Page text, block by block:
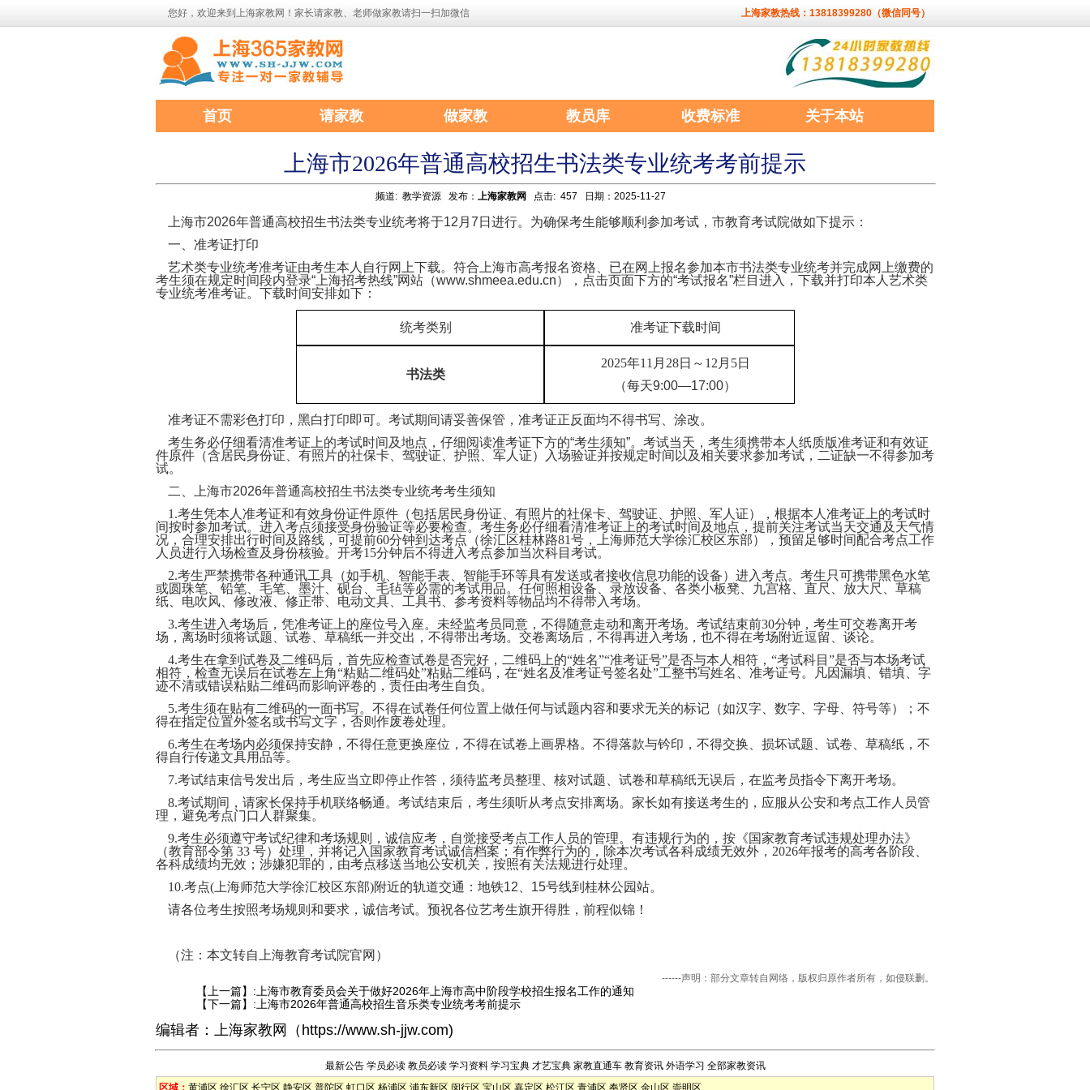
您好，欢迎来到上海家教网！家长请家教、老师做家教请扫一扫加微信 上海家教热线：13818399280（微信同号）
首页 请家教 做家教 教员库 收费标准 关于本站
上海市2026年普通高校招生书法类专业统考考前提示
频道: 教学资源 发布： 上海家教网 点击: 457 日期：2025-11-27
上海市2026年普通高校招生书法类专业统考将于12月7日进行。为确保考生能够顺利参加考试，市教育考试院做如下提示：
一、 准考证打印
艺术类专业统考准考证由考生本人自行网上下载。符合上海市高考报名资格、已在网上报名参加本市书法类专业统考并完成网上缴费的
考生须在规定时间段内登录“上海招考热线”网站（www.shmeea.edu.cn），点击页面下方的“考试报名”栏目进入，下载并打印本人艺术类
专业统考准考证。下载时间安排如下：
统考类别 准考证下载时间
书法类
2025年11月28日～12月5日
（每天9:00—17:00）
准考证不需彩色打印，黑白打印即可。考试期间请妥善保管，准考证正反面均不得书写、涂改。
考生务必仔细看清准考证上的考试时间及地点，仔细阅读准考证下方的“考生须知”。考试当天，考生须携带本人纸质版准考证和有效证
件原件（含居民身份证、有照片的社保卡、驾驶证、护照、军人证）入场验证并按规定时间以及相关要求参加考试，二证缺一不得参加考
试。
二、上海市2026年普通高校招生书法类专业统考考生须知
1.考生凭本人准考证和有效身份证件原件（包括居民身份证、有照片的社保卡、驾驶证、护照、军人证），根据本人准考证上的考试时
间按时参加考试。进入考点须接受身份验证等必要检查。考生务必仔细看清准考证上的考试时间及地点，提前关注考试当天交通及天气情
况，合理安排出行时间及路线，可提前60分钟到达考点（徐汇区桂林路81号，上海师范大学徐汇校区东部），预留足够时间配合考点工作
人员进行入场检查及身份核验。开考15分钟后不得进入考点参加当次科目考试。
2.考生严禁携带各种通讯工具（如手机、智能手表、智能手环等具有发送或者接收信息功能的设备）进入考点。考生只可携带黑色水笔
或圆珠笔、铅笔、毛笔、墨汁、砚台、毛毡等必需的考试用品。任何照相设备、录放设备、各类小板凳、九宫格、直尺、放大尺、草稿
纸、电吹风、修改液、修正带、电动文具、工具书、参考资料等物品均不得带入考场。
3.考生进入考场后，凭准考证上的座位号入座。未经监考员同意，不得随意走动和离开考场。考试结束前30分钟，考生可交卷离开考
场，离场时须将试题、试卷、草稿纸一并交出，不得带出考场。交卷离场后，不得再进入考场，也不得在考场附近逗留、谈论。
4.考生在拿到试卷及二维码后，首先应检查试卷是否完好，二维码上的“姓名”“准考证号”是否与本人相符，“考试科目”是否与本场考试
相符，检查无误后在试卷左上角“粘贴二维码处”粘贴二维码，在“姓名及准考证号签名处”工整书写姓名、准考证号。凡因漏填、错填、字
迹不清或错误粘贴二维码而影响评卷的，责任由考生自负。
5.考生须在贴有二维码的一面书写。不得在试卷任何位置上做任何与试题内容和要求无关的标记（如汉字、数字、字母、符号等）；不
得在指定位置外签名或书写文字，否则作废卷处理。
6.考生在考场内必须保持安静，不得任意更换座位，不得在试卷上画界格。不得落款与钤印，不得交换、损坏试题、试卷、草稿纸，不
得自行传递文具用品等。
7.考试结束信号发出后，考生应当立即停止作答，须待监考员整理、核对试题、试卷和草稿纸无误后，在监考员指令下离开考场。
8.考试期间，请家长保持手机联络畅通。考试结束后，考生须听从考点安排离场。家长如有接送考生的，应服从公安和考点工作人员管
理，避免考点门口人群聚集。
9.考生必须遵守考试纪律和考场规则，诚信应考，自觉接受考点工作人员的管理。有违规行为的，按《国家教育考试违规处理办法》
（教育部令第 33 号）处理，并将记入国家教育考试诚信档案；有作弊行为的，除本次考试各科成绩无效外，2026年报考的高考各阶段、
各科成绩均无效；涉嫌犯罪的，由考点移送当地公安机关，按照有关法规进行处理。
10.考点(上海师范大学徐汇校区东部)附近的轨道交通 ： 地铁12、15号线到桂林公园站。
请各位考生按照考场规则和要求，诚信考试。预祝各位艺考生旗开得胜，前程似锦！
（注：本文转自上海教育考试院官网）
------声明：部分文章转自网络，版权归原作者所有，如侵联删。
【上一篇】: 上海市教育委员会关于做好2026年上海市高中阶段学校招生报名工作的通知
【下一篇】: 上海市2026年普通高校招生音乐类专业统考考前提示
编辑者： 上海家教网 （ https://www.sh-jjw.com)
最新公告 学员必读 教员必读 学习资料 学习宝典 才艺宝典 家教直通车 教育资讯 外语学习 全部家教资讯
区域： 黄浦区 徐汇区 长宁区 静安区 普陀区 虹口区 杨浦区 浦东新区 闵行区 宝山区 嘉定区 松江区 青浦区 奉贤区 金山区 崇明区